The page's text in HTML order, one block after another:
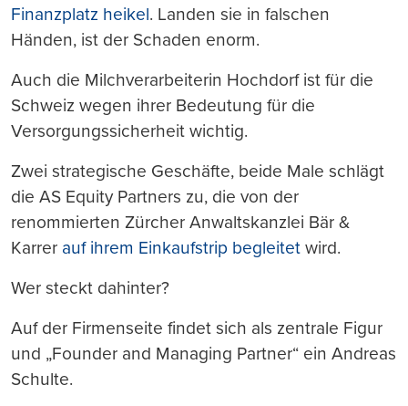
Finanzplatz heikel. Landen sie in falschen
Händen, ist der Schaden enorm.
Auch die Milchverarbeiterin Hochdorf ist für die
Schweiz wegen ihrer Bedeutung für die
Versorgungssicherheit wichtig.
Zwei strategische Geschäfte, beide Male schlägt
die AS Equity Partners zu, die von der
renommierten Zürcher Anwaltskanzlei Bär &
Karrer auf ihrem Einkaufstrip begleitet wird.
Wer steckt dahinter?
Auf der Firmenseite findet sich als zentrale Figur
und „Founder and Managing Partner“ ein Andreas
Schulte.